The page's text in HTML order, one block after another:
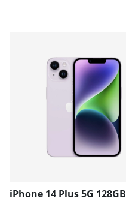
iPhone 14 Plus 5G 128GB